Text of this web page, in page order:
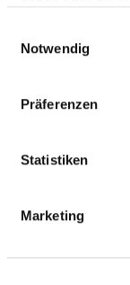
Notwendig
Präferenzen
Statistiken
Marketing
Personal in der
UND